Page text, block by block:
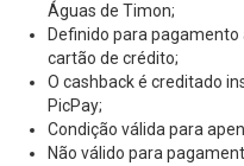
Águas de Timon;
Definido para
cartão de crédito;
O cashback é creditado
PicPay;
Condição válida para
Não válido para